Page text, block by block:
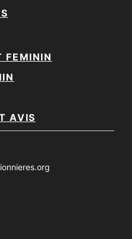
FEMININ
AVIS